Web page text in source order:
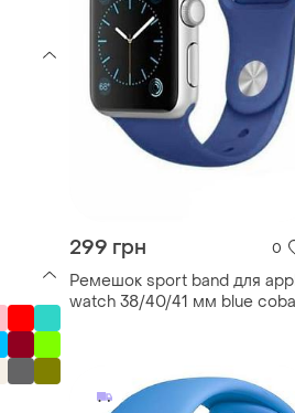
299 грн 0
Ремешок sport band для
watch 38/40/41 мм blue